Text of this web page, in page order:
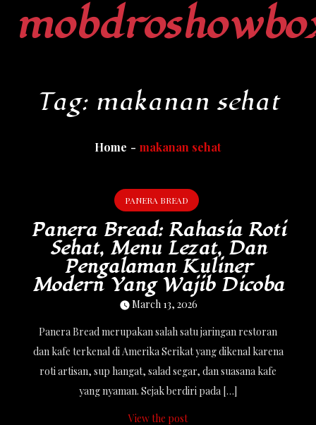
Tag: makanan sehat
Home makanan sehat
PANERA BREAD
Panera Bread: Rahasia Roti
Sehat, Menu Lezat, Dan
Pengalaman Kuliner
Modern Yang Wajib Dicoba
March 13, 2026
Panera Bread merupakan salah satu jaringan restoran
dan kafe terkenal di Amerika Serikat yang dikenal karena
roti artisan, sup hangat, salad segar, dan suasana kafe
yang nyaman. Sejak berdiri pada […]
View the post